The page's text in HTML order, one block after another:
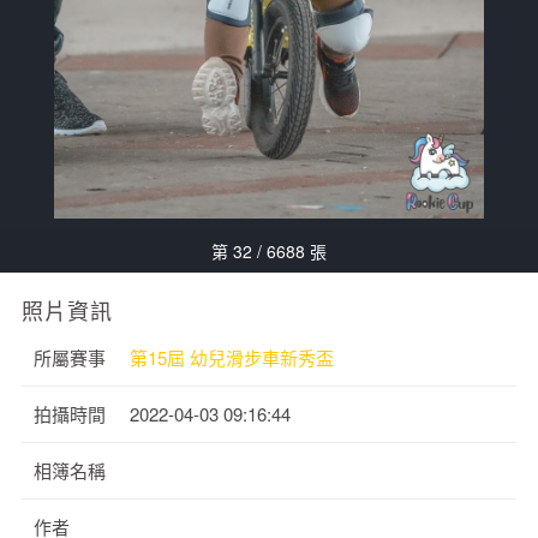
第 32 / 6688 張
照片資訊
所屬賽事 第15屆 幼兒滑步車新秀盃
拍攝時間 2022-04-03 09:16:44
相簿名稱
作者